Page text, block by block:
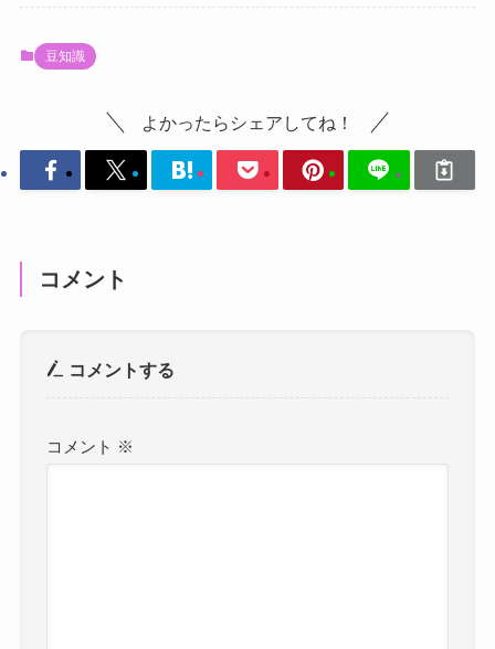
豆知識
よかったらシェアしてね！
コメント
コメントする
コメント ※